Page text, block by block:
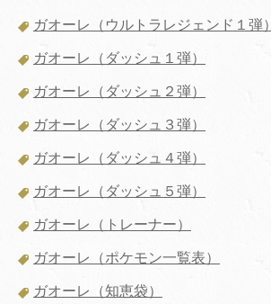
ガオーレ（ウルトラレジェンド１弾）
ガオーレ（ダッシュ１弾）
ガオーレ（ダッシュ２弾）
ガオーレ（ダッシュ３弾）
ガオーレ（ダッシュ４弾）
ガオーレ（ダッシュ５弾）
ガオーレ（トレーナー）
ガオーレ（ポケモン一覧表）
ガオーレ（知恵袋）